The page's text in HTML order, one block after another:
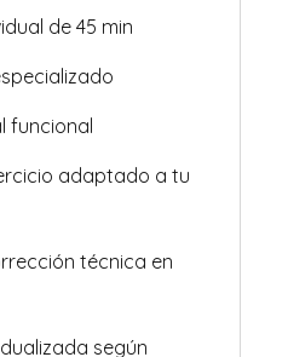
de 45 min
funcional
adaptado a tu
técnica en
según